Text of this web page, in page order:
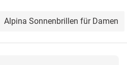
Alpina Sonnenbrillen für Damen